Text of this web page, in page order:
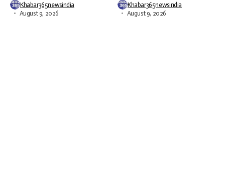
Khabar365newsindia
August 9, 2026
Khabar365newsindia
August 9, 2026